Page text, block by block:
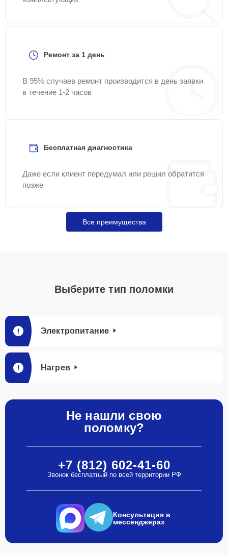
Ремонт за 1 день
В 95% случаев ремонт производится в день заявки
в течение 1-2 часов
Бесплатная диагностика
Даже если клиент передумал или решил обратится
позже
Все преимущества
Выберите тип поломки
Электропитание
Нагрев
Не нашли свою
поломку?
+7 (812) 602-41-60
Звонок бесплатный по всей территории РФ
Консультация в
мессенджерах